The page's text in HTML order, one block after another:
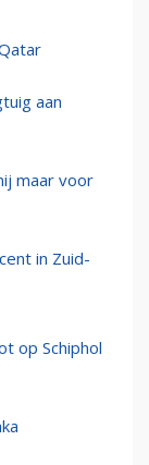
aan
maar voor
in Zuid-
op Schiphol